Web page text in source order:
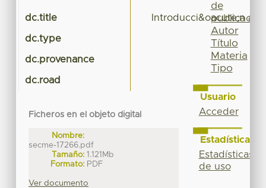
dc.title Introducci&oacute;n al
dc.type
dc.provenance
dc.road
Ficheros en el objeto digital
Nombre:
secme-17266.pdf
Tamaño: 1.121Mb
Formato: PDF
Ver documento
de
publicación
Autor
Título
Materia
Tipo
Usuario
Acceder
Estadísticas
Estadísticas
de uso